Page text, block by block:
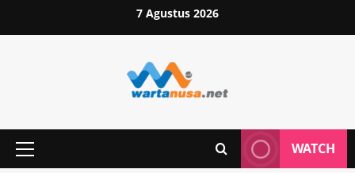
to
7 Agustus 2026
Primary
WATCH